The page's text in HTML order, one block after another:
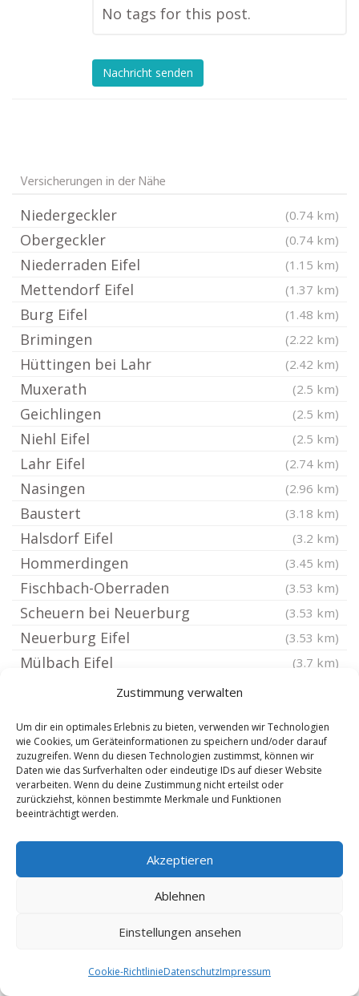
Zustimmung verwalten
Um dir ein optimales Erlebnis zu bieten, verwenden wir Technologien
wie Cookies, um Geräteinformationen zu speichern und/oder darauf
zuzugreifen. Wenn du diesen Technologien zustimmst, können wir
Daten wie das Surfverhalten oder eindeutige IDs auf dieser Website
verarbeiten. Wenn du deine Zustimmung nicht erteilst oder
zurückziehst, können bestimmte Merkmale und Funktionen
beeinträchtigt werden.
Akzeptieren
Ablehnen
Einstellungen ansehen
Cookie-RichtlinieDatenschutzImpressum
No tags for this post.
Nachricht senden
Versicherungen in der Nähe
Niedergeckler (0.74 km)
Obergeckler (0.74 km)
Niederraden Eifel (1.15 km)
Mettendorf Eifel (1.37 km)
Burg Eifel (1.48 km)
Brimingen (2.22 km)
Hüttingen bei Lahr (2.42 km)
Muxerath (2.5 km)
Geichlingen (2.5 km)
Niehl Eifel (2.5 km)
Lahr Eifel (2.74 km)
Nasingen (2.96 km)
Baustert (3.18 km)
Halsdorf Eifel (3.2 km)
Hommerdingen (3.45 km)
Fischbach-Oberraden (3.53 km)
Scheuern bei Neuerburg (3.53 km)
Neuerburg Eifel (3.53 km)
Mülbach Eifel (3.7 km)
Berscheid Eifel (3.88 km)
Koxhausen (3.88 km)
Bettingen Eifel
Enzen Eifel
Wettlingen
Leimbach bei Neuerburg